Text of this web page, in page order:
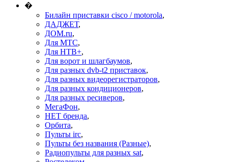
�
Билайн приставки cisco / motorola,
ДАДЖЕТ,
ДОМ.ru,
Для МТС,
Для НТВ+,
Для ворот и шлагбаумов,
Для разных dvb-t2 приставок,
Для разных видеорегистраторов,
Для разных кондиционеров,
Для разных ресиверов,
МегаФон,
НЕТ бренда,
Орбита,
Пульты irc,
Пульты без названия (Разные),
Радиопульты для разных sat,